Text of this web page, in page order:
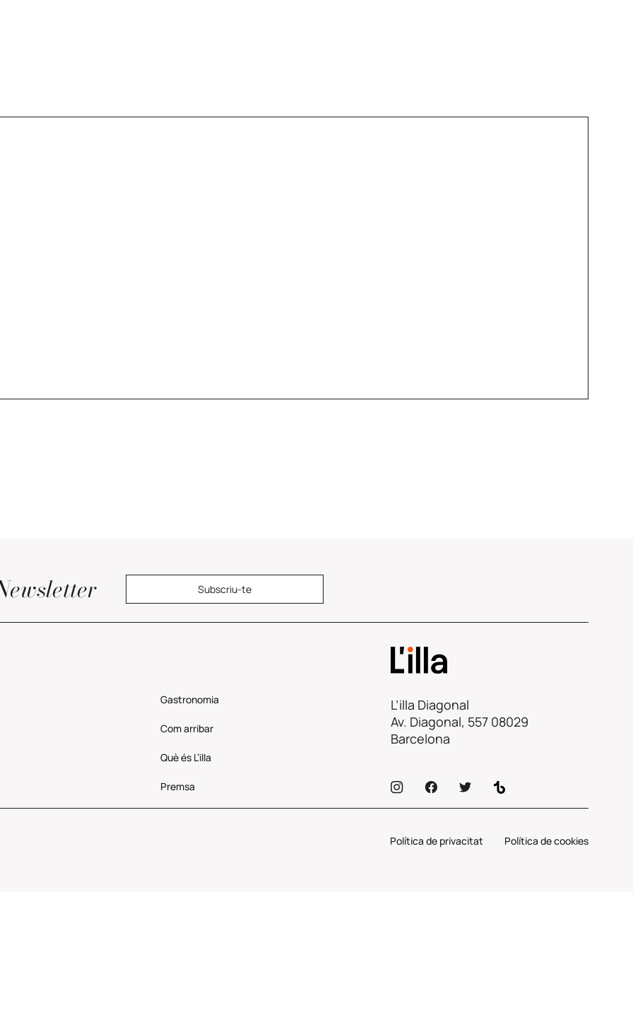
Subscriu-te
Gastronomia
Comarribar
Què és L’illa
Premsa
L’illa Diagonal
Av. Diagonal, 557 08029
Barcelona
Política de privacitat Política de cookies